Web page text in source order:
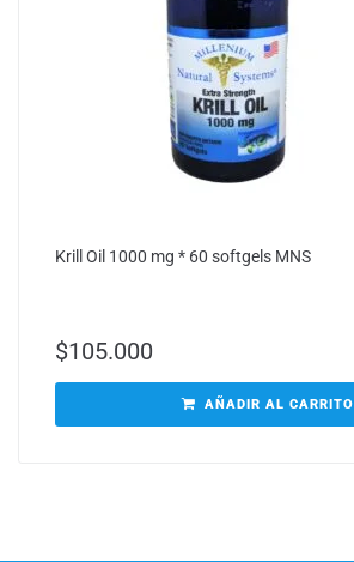
Krill Oil 1000 mg * 60 softgels MNS
$105.000
AÑADIR AL CARRITO